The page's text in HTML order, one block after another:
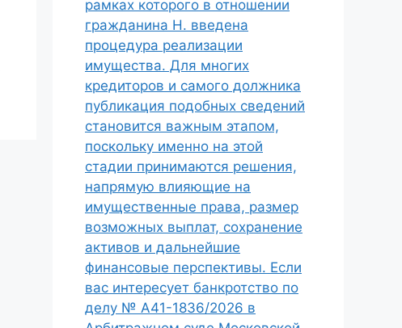
рамках которого в отношении
гражданина Н. введена
процедура реализации
имущества. Для многих
кредиторов и самого должника
публикация подобных сведений
становится важным этапом,
поскольку именно на этой
стадии принимаются решения,
напрямую влияющие на
имущественные права, размер
возможных выплат, сохранение
активов и дальнейшие
финансовые перспективы. Если
вас интересует банкротство по
делу № А41-1836/2026 в